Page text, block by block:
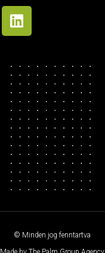
© Minden jog fenntartva